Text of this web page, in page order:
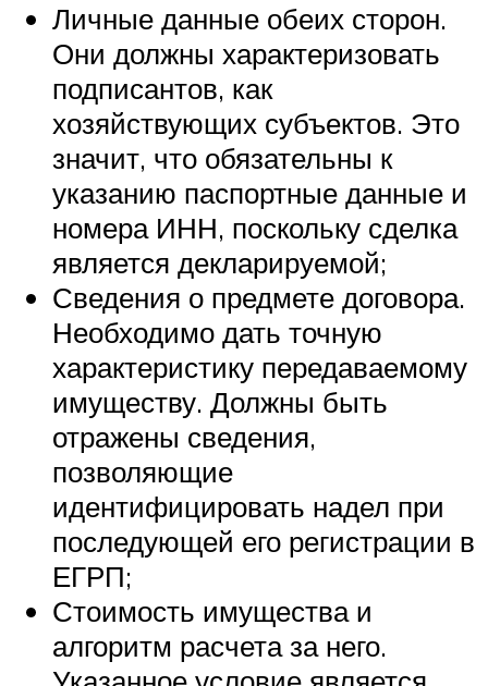
Личные данные обеих сторон.
Они должны характеризовать
подписантов, как
хозяйствующих субъектов. Это
значит, что обязательны к
указанию паспортные данные и
номера ИНН, поскольку сделка
является декларируемой;
Сведения о предмете договора.
Необходимо дать точную
характеристику передаваемому
имуществу. Должны быть
отражены сведения,
позволяющие
идентифицировать надел при
последующей его регистрации в
ЕГРП;
Стоимость имущества и
алгоритм расчета за него.